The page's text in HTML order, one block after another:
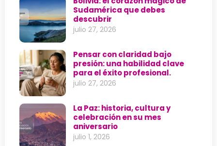
Sudamérica que debes
descubrir
julio 27, 2026
Pensar con claridad bajo
presión: una habilidad clave
para el éxito profesional.
julio 27, 2026
La Paz: historia, cultura y
celebración en su mes
aniversario
julio 1, 2026